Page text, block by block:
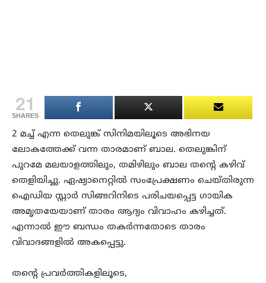
21
SHARES
2 മച്ച് എന്ന തെലുങ്ക് സിനിമയിലൂടെ അഭിനയ
ലോകത്തേക്ക് വന്ന താരമാണ് ബാല. തെലുങ്കിന്
പുറമേ മലയാളത്തിലും, തമിഴിലും ബാല തന്റെ കഴിവ്
തെളിയിച്ചു. ഏഷ്യാനെറ്റിൽ സംപ്രേക്ഷണം ചെയ്തിരുന്ന
ഐഡിയ സ്റ്റാർ സിങ്ങറിനിടെ പരിചയപ്പെട്ട ഗായിക
അമൃതയേയാണ് താരം ആദ്യം വിവാഹം കഴിച്ചത്.
എന്നാൽ ഈ ബന്ധം തകർന്നതോടെ താരം
വിവാദങ്ങളിൽ അകപ്പെട്ടു.
തന്റെ പ്രവർത്തികളിലൂടെ,